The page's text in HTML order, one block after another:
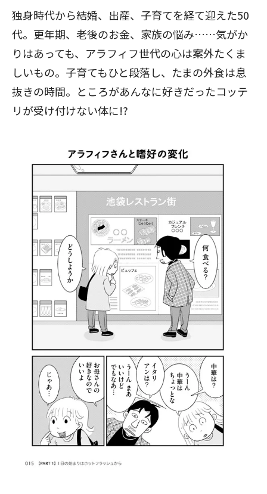
独身時代から結婚、出産、子育てを経て迎えた50
代。更年期、老後のお金、家族の悩み……気がか
りはあっても、アラフィフ世代の心は案外たくま
しいもの。子育てもひと段落し、たまの外食は息
抜きの時間。ところがあんなに好きだったコッテ
リが受け付けない体に!?